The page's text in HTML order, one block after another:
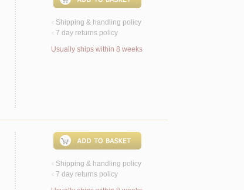
< Shipping & handling policy
< 7 day returns policy
Usually ships within 8 weeks
< Shipping & handling policy
< 7 day returns policy